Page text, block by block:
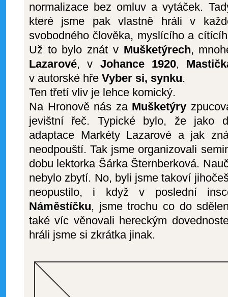
normalizace bez omluv a vytáček.
které jsme pak vlastně hráli v
svobodného člověka, myslícího a
Už to bylo znát v Mušketýrech,
Lazarové, v Johance 1920,
v autorské hře Vyber si, synku.
Ten třetí vliv je lehce komický.
Na Hronově nás za Mušketýry
jevištní řeč. Typické bylo, že jako
adaptace Markéty Lazarové a jak
neodpouští. Tak jsme organizovali
dobu lektorka Šárka Šternberková.
nebylo zbytí. No, byli jsme takoví
neopustilo, i když v poslední
Náměstíčku, jsme trochu co do
také víc věnovali hereckým
hráli jsme si zkrátka jinak.